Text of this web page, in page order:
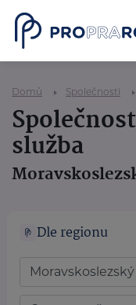
Domů Společnosti
služba
Dle regionu